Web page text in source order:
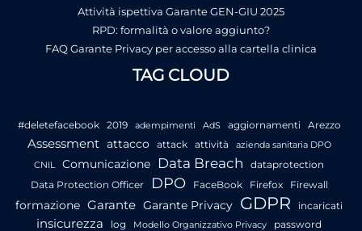
Attività ispettiva Garante GEN-GIU 2025
RPD: formalità o valore aggiunto?
FAQ Garante Privacy per accesso alla cartella clinica
TAG CLOUD
#deletefacebook 2019 adempimenti AdS aggiornamenti Arezzo
Assessment attacco attack attività
azienda sanitaria DPO
CNIL
Comunicazione Data Breach
dataprotection
Data Protection Officer
DPO FaceBook Firefox Firewall
formazione Garante Garante Privacy GDPR incaricati
insicurezza log Modello Organizzativo Privacy password